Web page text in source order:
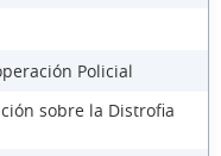
Policial
sobre la Distrofia